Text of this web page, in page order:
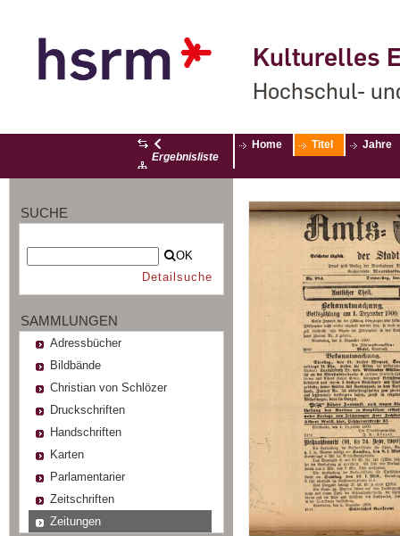
Kulturelles
Hochschul-
Ergebnisliste
Home Titel Jahre
SUCHE
OK
Detailsuche
SAMMLUNGEN
Adressbücher
Bildbände
Christian von Schlözer
Druckschriften
Handschriften
Karten
Parlamentarier
Zeitschriften
Zeitungen